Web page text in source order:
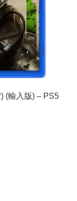
(輸入版) – PS5